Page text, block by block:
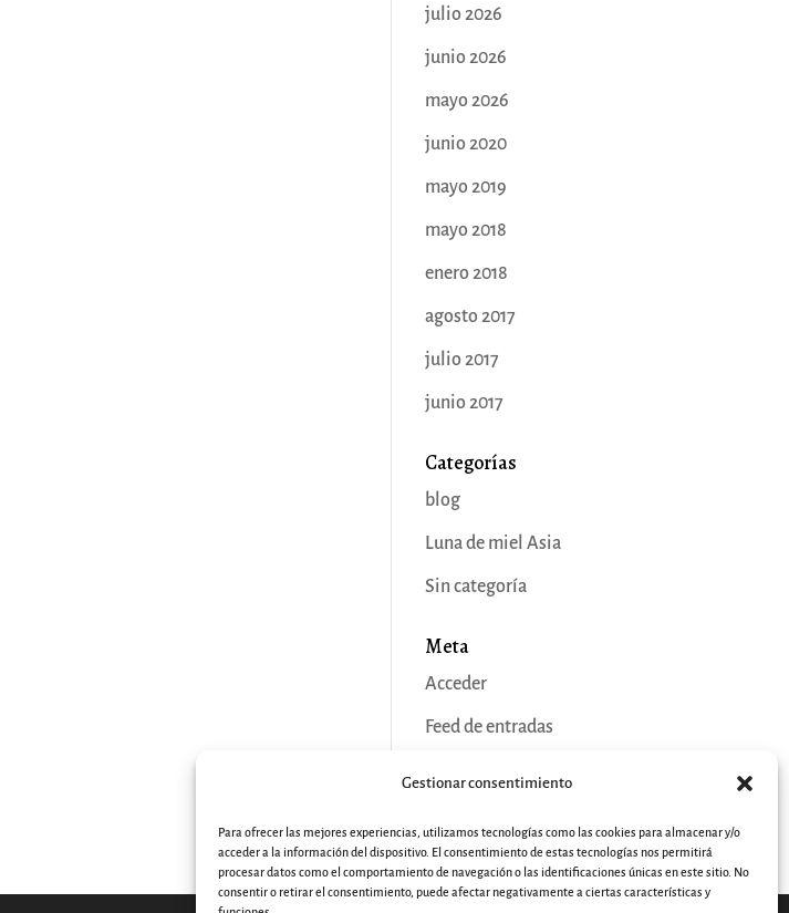
Gestionar consentimiento
Para ofrecer las mejores experiencias, utilizamos tecnologías como las cookies para almacenar y/o
acceder a la información del dispositivo. El consentimiento de estas tecnologías nos permitirá
procesar datos como el comportamiento de navegación o las identificaciones únicas en este sitio. No
consentir o retirar el consentimiento, puede afectar negativamente a ciertas características y
julio 2026
junio 2026
mayo 2026
junio 2020
mayo 2019
mayo 2018
enero 2018
agosto 2017
julio 2017
junio 2017
Categorías
blog
Luna de miel Asia
Sin categoría
Meta
Acceder
Feed de entradas